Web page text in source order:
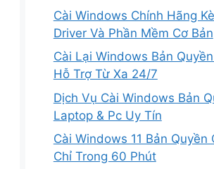
Cài Windows Chính Hãng
Driver Và Phần Mềm Cơ Bản
Cài Lại Windows Bản
Hỗ Trợ Từ Xa 24/7
Dịch Vụ Cài Windows Bản
Laptop & Pc Uy Tín
Cài Windows 11 Bản Quyền
Chỉ Trong 60 Phút